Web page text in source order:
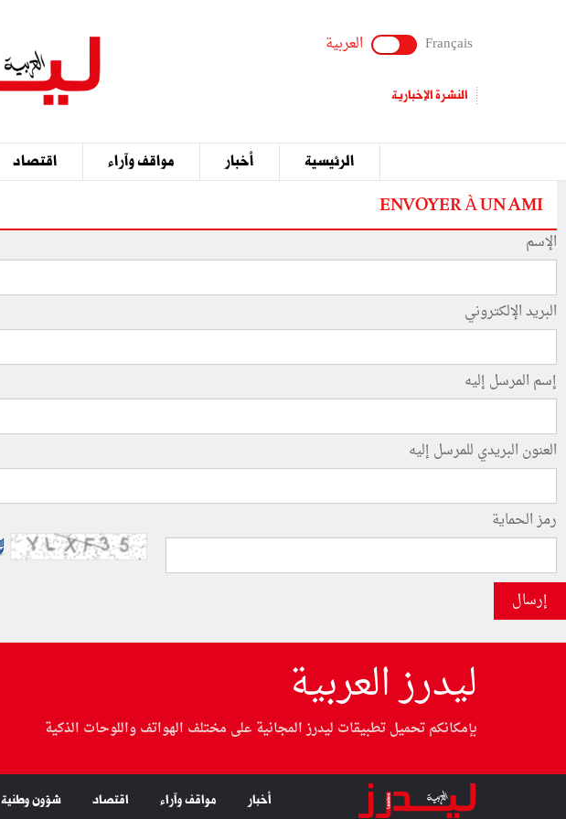
Français العربية
النشرة الإخبارية
الرئيسية أخبار مواقف وآراء اقتصاد
ENVOYER À UN AMI
الإسم
البريد الإلكتروني
إسم المرسل إليه
العنون البريدي للمرسل إليه
رمز الحماية
إرسال
ليدرز العربية
بإمكانكم تحميل تطبيقات ليدرز المجانية على مختلف الهواتف واللوحات الذكية
أخبار مواقف وآراء اقتصاد شؤون وطنية